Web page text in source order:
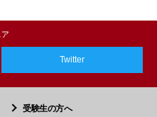
Twitter
受験生の方へ